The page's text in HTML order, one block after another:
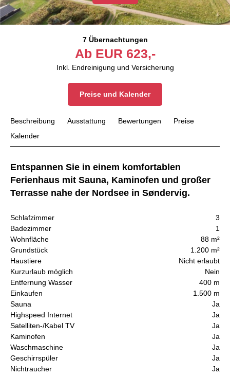
7 Übernachtungen
Ab EUR 623,-
Inkl. Endreinigung und Versicherung
Preise und Kalender
Beschreibung Ausstattung Bewertungen
Preise
Kalender
Entspannen Sie in einem komfortablen
Ferienhaus mit Sauna, Kaminofen und großer
Terrasse nahe der Nordsee in Søndervig.
Schlafzimmer
3
Badezimmer
1
Wohnfläche
88 m²
Grundstück
1.200 m²
Haustiere
Nicht erlaubt
Kurzurlaub möglich
Nein
Entfernung Wasser
400 m
Einkaufen
1.500 m
Sauna
Ja
Highspeed Internet
Ja
Satelliten-/Kabel TV
Ja
Kaminofen
Ja
Waschmaschine
Ja
Geschirrspüler
Ja
Nichtraucher
Ja